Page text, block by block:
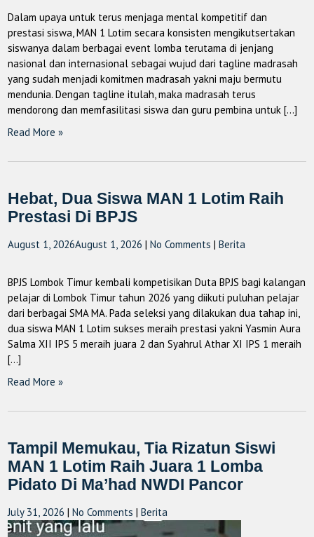
Dalam upaya untuk terus menjaga mental kompetitif dan
prestasi siswa, MAN 1 Lotim secara konsisten mengikutsertakan
siswanya dalam berbagai event lomba terutama di jenjang
nasional dan internasional sebagai wujud dari tagline madrasah
yang sudah menjadi komitmen madrasah yakni maju bermutu
mendunia. Dengan tagline itulah, maka madrasah terus
mendorong dan memfasilitasi siswa dan guru pembina untuk […]
Read More »
Hebat, Dua Siswa MAN 1 Lotim Raih
Prestasi Di BPJS
August 1, 2026August 1, 2026 |No Comments |Berita
BPJS Lombok Timur kembali kompetisikan Duta BPJS bagi kalangan
pelajar di Lombok Timur tahun 2026 yang diikuti puluhan pelajar
dari berbagai SMA MA. Pada seleksi yang dilakukan dua tahap ini,
dua siswa MAN 1 Lotim sukses meraih prestasi yakni Yasmin Aura
Salma XII IPS 5 meraih juara 2 dan Syahrul Athar XI IPS 1 meraih
[…]
Read More »
Tampil Memukau, Tia Rizatun Siswi
MAN 1 Lotim Raih Juara 1 Lomba
Pidato Di Ma’had NWDI Pancor
July 31, 2026 |No Comments |Berita